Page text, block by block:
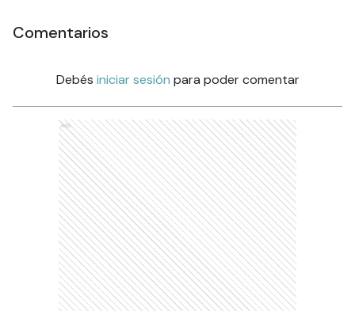
Comentarios
Debés iniciar sesión para poder comentar
Ads